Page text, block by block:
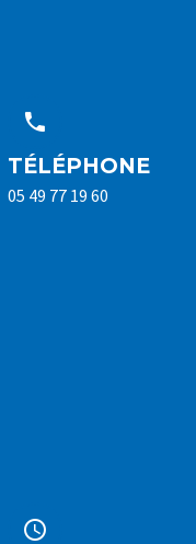


TÉLÉPHONE
05 49 77 19 60

